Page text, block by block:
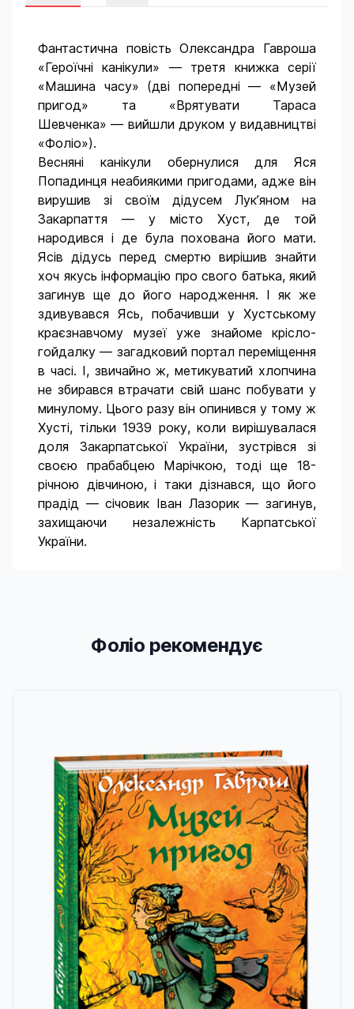
Фантастична повість Олександра Гавроша
«Героїчні канікули» — третя книжка серії
«Машина часу» (дві попередні — «Музей
пригод» та «Врятувати Тараса
Шевченка» — вийшли друком у видавництві
«Фоліо»).
Весняні канікули обернулися для Яся
Попадинця неабиякими пригодами, адже він
вирушив зі своїм дідусем Лук’яном на
Закарпаття — у місто Хуст, де той
народився і де була похована його мати.
Ясів дідусь перед смертю вирішив знайти
хоч якусь інформацію про свого батька, який
загинув ще до його народження. І як же
здивувався Ясь, побачивши у Хустському
краєзнавчому музеї уже знайоме крісло-
гойдалку — загадковий портал переміщення
в часі. І, звичайно ж, метикуватий хлопчина
не збирався втрачати свій шанс побувати у
минулому. Цього разу він опинився у тому ж
Хусті, тільки 1939 року, коли вирішувалася
доля Закарпатської України, зустрівся зі
своєю прабабцею Марічкою, тоді ще 18-
річною дівчиною, і таки дізнався, що його
прадід — січовик Іван Лазорик — загинув,
захищаючи незалежність Карпатської
України.
Фоліо рекомендує